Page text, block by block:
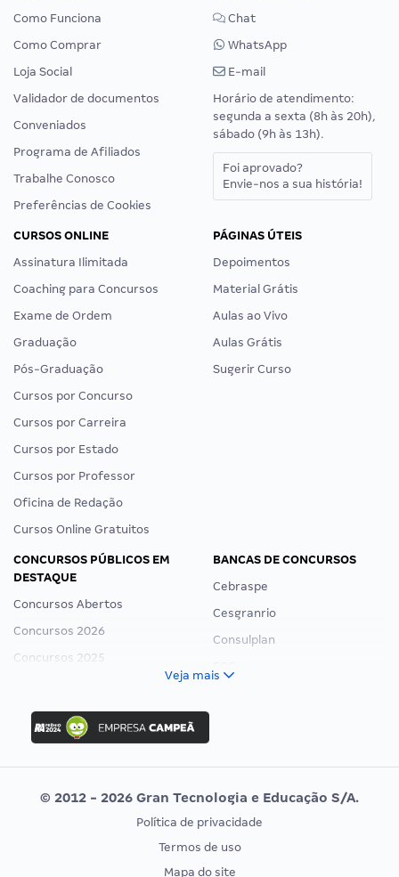
Como Funciona
Como Comprar
Loja Social
Validador de documentos
Conveniados
Programa de Afiliados
Trabalhe Conosco
Preferências de Cookies
Chat
WhatsApp
E-mail
Horário de atendimento:
segunda a sexta (8h às 20h),
sábado (9h às 13h).
Foi aprovado?
Envie-nos a sua história!
CURSOS ONLINE
Assinatura Ilimitada
Coaching para Concursos
Exame de Ordem
Graduação
Pós-Graduação
Cursos por Concurso
Cursos por Carreira
Cursos por Estado
Cursos por Professor
Oficina de Redação
Cursos Online Gratuitos
PÁGINAS ÚTEIS
Depoimentos
Material Grátis
Aulas ao Vivo
Aulas Grátis
Sugerir Curso
CONCURSOS PÚBLICOS EM
DESTAQUE
Concursos Abertos
Concursos 2026
Concursos 2025
Concurso Ibama
Concurso MPU
Editais publicados
BANCAS DE CONCURSOS
Cebraspe
Cesgranrio
Consulplan
Vunesp
CONCURSOS POR PROFISSÃO
EXAME DE ORDEM
Veja mais
© 2012 - 2026 Gran Tecnologia e Educação S/A.
Política de privacidade
Termos de uso
Mapa do site